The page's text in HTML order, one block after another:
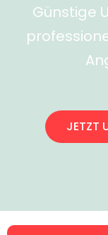
Günstige
JETZT